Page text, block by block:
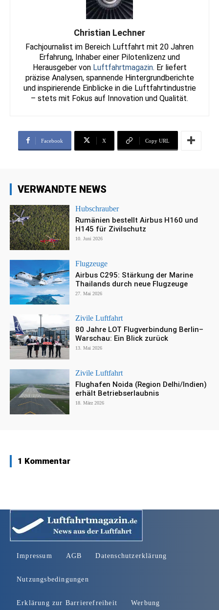
Christian Lechner
Fachjournalist im Bereich Luftfahrt mit 20 Jahren
Erfahrung, Inhaber einer Pilotenlizenz und
Herausgeber von Luftfahrtmagazin. Er liefert
präzise Analysen, spannende Hintergrundberichte
und inspirierende Einblicke in die Luftfahrtindustrie
– stets mit Fokus auf Innovation und Qualität.
Facebook X Copy URL
VERWANDTE NEWS
Hubschrauber
Rumänien bestellt Airbus H160 und
H145 für Zivilschutz
10. Juni 2026
Flugzeuge
Airbus C295: Stärkung der Marine
Thailands durch neue Flugzeuge
27. Mai 2026
Zivile Luftfahrt
80 Jahre LOT Flugverbindung Berlin–
Warschau: Ein Blick zurück
13. Mai 2026
Zivile Luftfahrt
Flughafen Noida (Region Delhi/Indien)
erhält Betriebserlaubnis
18. März 2026
1 Kommentar
Impressum AGB Datenschutzerklärung
Nutzungsbedingungen
Erklärung zur Barrierefreiheit Werbung